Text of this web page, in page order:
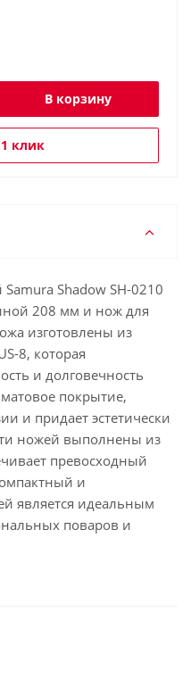
В корзину
клик
Shadow SH-0210
208 мм и нож для
изготовлены из
8, которая
и долговечность
покрытие,
и придает эстетически
ножей выполнены из
превосходный
и
является идеальным
поваров и